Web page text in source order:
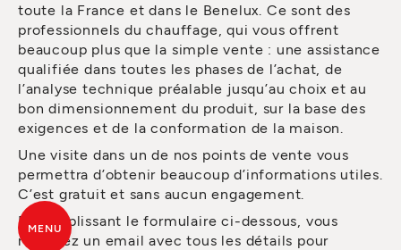
toute la France et dans le Benelux. Ce sont des
professionnels du chauffage, qui vous offrent
beaucoup plus que la simple vente : une assistance
qualifiée dans toutes les phases de l’achat, de
l’analyse technique préalable jusqu’au choix et au
bon dimensionnement du produit, sur la base des
exigences et de la conformation de la maison.
Une visite dans un de nos points de vente vous
permettra d’obtenir beaucoup d’informations utiles.
C’est gratuit et sans aucun engagement.
En remplissant le formulaire ci-dessous, vous
recevrez un email avec tous les détails pour
MENU